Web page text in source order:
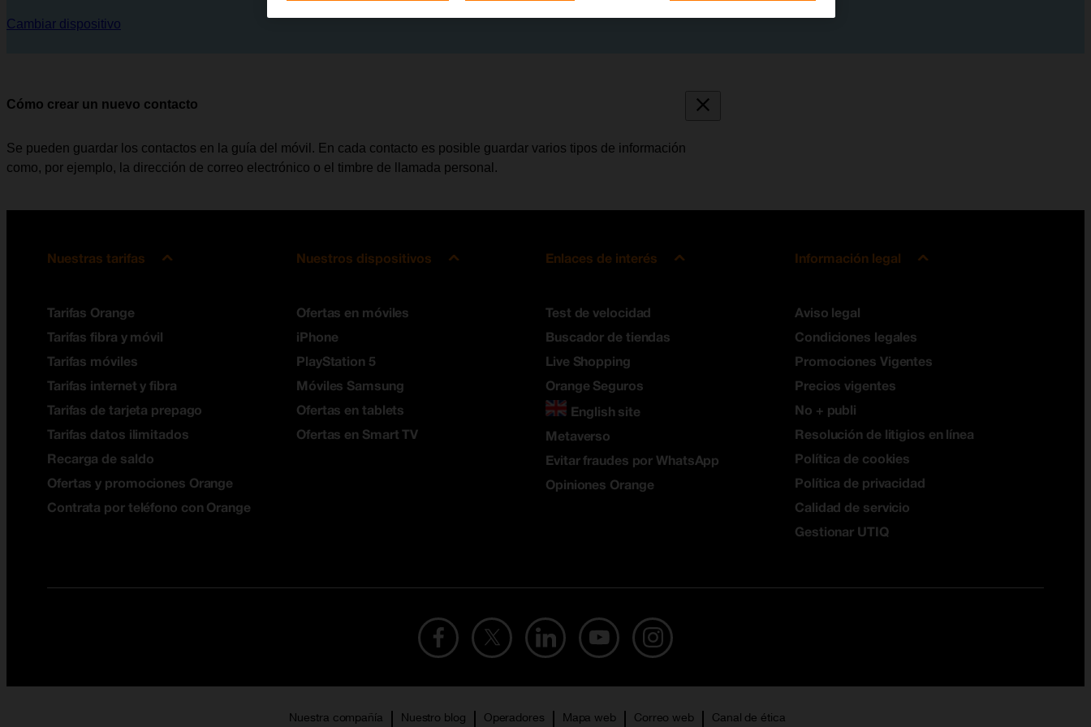
Cambiar dispositivo
Cómo crear un nuevo contacto
Se pueden guardar los contactos en la guía del móvil. En cada contacto es posible guardar varios tipos de información
como, por ejemplo, la dirección de correo electrónico o el timbre de llamada personal.
Nuestras tarifas
Tarifas Orange
Tarifas fibra y móvil
Tarifas móviles
Tarifas internet y fibra
Tarifas de tarjeta prepago
Tarifas datos ilimitados
Recarga de saldo
Ofertas y promociones Orange
Contrata por teléfono con Orange
Nuestros dispositivos
Ofertas en móviles
iPhone
PlayStation 5
Móviles Samsung
Ofertas en tablets
Ofertas en Smart TV
Enlaces de interés
Test de velocidad
Buscador de tiendas
Live Shopping
Orange Seguros
English site
Metaverso
Evitar fraudes por WhatsApp
Opiniones Orange
Información legal
Aviso legal
Condiciones legales
Promociones Vigentes
Precios vigentes
No + publi
Resolución de litigios en línea
Política de cookies
Política de privacidad
Calidad de servicio
Gestionar UTIQ
Nuestra compañía Nuestro blog Operadores Mapa web Correo web Canal de ética